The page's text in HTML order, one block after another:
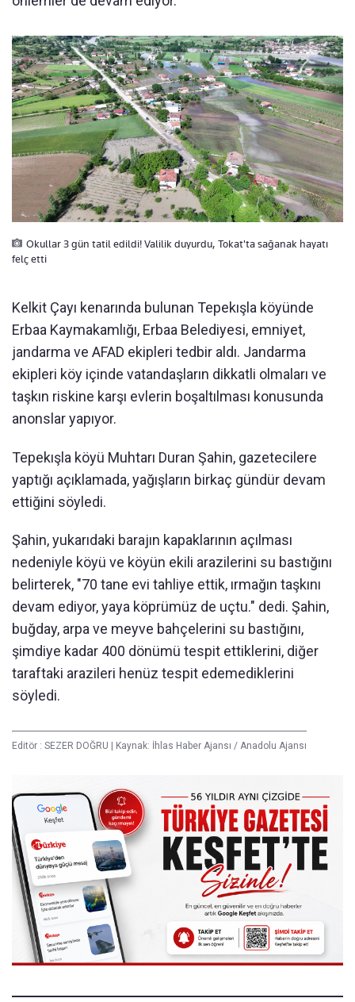
Okullar 3 gün tatil edildi! Valilik duyurdu, Tokat'ta sağanak hayatı
felç etti
Kelkit Çayı kenarında bulunan Tepekışla köyünde
Erbaa Kaymakamlığı, Erbaa Belediyesi, emniyet,
jandarma ve AFAD ekipleri tedbir aldı. Jandarma
ekipleri köy içinde vatandaşların dikkatli olmaları ve
taşkın riskine karşı evlerin boşaltılması konusunda
anonslar yapıyor.
Tepekışla köyü Muhtarı Duran Şahin, gazetecilere
yaptığı açıklamada, yağışların birkaç gündür devam
ettiğini söyledi.
Şahin, yukarıdaki barajın kapaklarının açılması
nedeniyle köyü ve köyün ekili arazilerini su bastığını
belirterek, "70 tane evi tahliye ettik, ırmağın taşkını
devam ediyor, yaya köprümüz de uçtu." dedi. Şahin,
buğday, arpa ve meyve bahçelerini su bastığını,
şimdiye kadar 400 dönümü tespit ettiklerini, diğer
taraftaki arazileri henüz tespit edemediklerini
söyledi.
Editör : SEZER DOĞRU Kaynak: İhlas Haber Ajansı / Anadolu Ajansı